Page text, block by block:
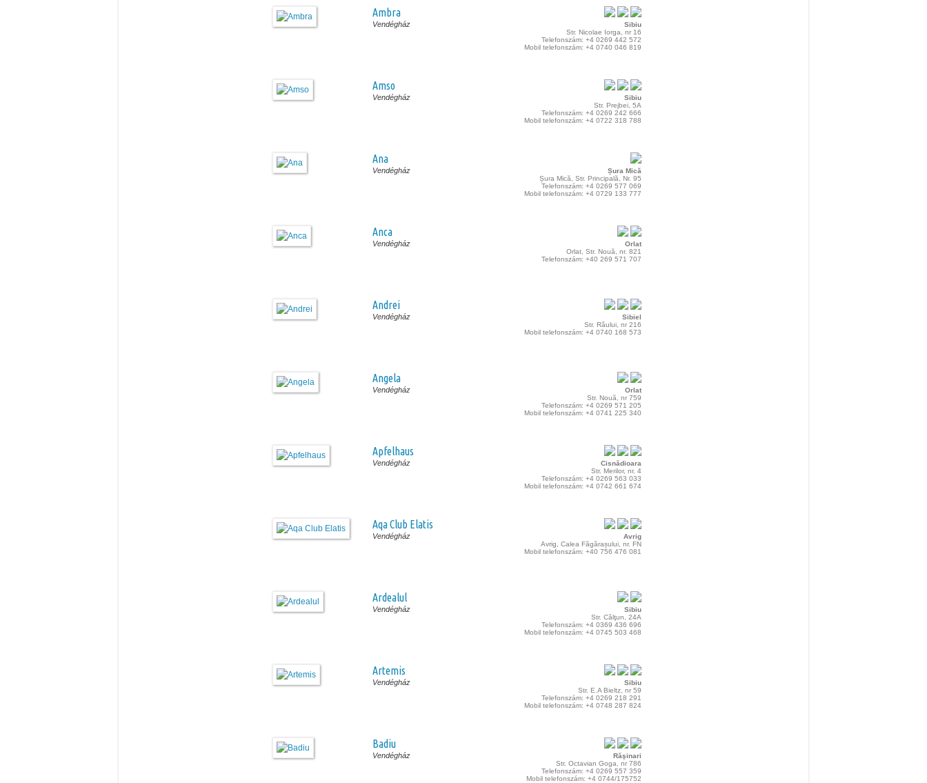
Ambra
Sibiu
Str. Nicolae Iorga, nr 16
Telefonszám: +4 0269 442 572
Mobil telefonszám: +4 0740 046 819
Vendégház
Amso
Sibiu
Str. Prejbei, 5A
Telefonszám: +4 0269 242 666
Mobil telefonszám: +4 0722 318 788
Vendégház
Ana
Șura Mică
Șura Mică, Str. Principală, Nr. 95
Telefonszám: +4 0269 577 069
Mobil telefonszám: +4 0729 133 777
Vendégház
Anca
Orlat
Orlat, Str. Nouă, nr. 821
Telefonszám: +40 269 571 707
Vendégház
Andrei
Sibiel
Str. Râului, nr 216
Mobil telefonszám: +4 0740 168 573
Vendégház
Angela
Orlat
Str. Nouă, nr 759
Telefonszám: +4 0269 571 205
Mobil telefonszám: +4 0741 225 340
Vendégház
Apfelhaus
Cisnădioara
Str. Merilor, nr. 4
Telefonszám: +4 0269 563 033
Mobil telefonszám: +4 0742 661 674
Vendégház
Aqa Club Elatis
Avrig
Avrig, Calea Făgărașului, nr. FN
Mobil telefonszám: +40 756 476 081
Vendégház
Ardealul
Sibiu
Str. Călţun, 24A
Telefonszám: +4 0369 436 696
Mobil telefonszám: +4 0745 503 468
Vendégház
Artemis
Sibiu
Str. E.A Bieltz, nr 59
Telefonszám: +4 0269 218 291
Mobil telefonszám: +4 0748 287 824
Vendégház
Badiu
Răşinari
Str. Octavian Goga, nr 786
Telefonszám: +4 0269 557 359
Mobil telefonszám: +4 0744/175752
Vendégház